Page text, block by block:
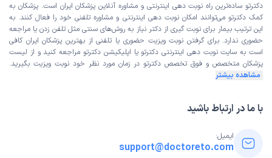
دکترتو ساده‌ترین راه نوبت‌ دهی اینترنتی و مشاوره آنلاین پزشکان ایران است. پزشکان به
کمک دکترتو می‌توانند امکان نوبت دهی اینترنتی و مشاوره تلفنی خود را فعال کنند. به
این ترتیب بیمار برای نوبت گیری از دکتر نیاز به روش‌های سنتی مثل تلفن زدن یا مراجعه
حضوری ندارد. برای گرفتن نوبت ویزیت حضوری یا تلفنی از بهترین پزشکان ایران کافی
است به سایت نوبت دهی اینترنتی دکترتو یا اپلیکیشن دکترتو مراجعه کنید و از لیست
پزشکان متخصص و فوق تخصص دکترتو در زمان مورد نظر خود نوبت ویزیت بگیرید.
مشاهده بیشتر
با ما در ارتباط باشید
ایمیل:
support@doctoreto.com